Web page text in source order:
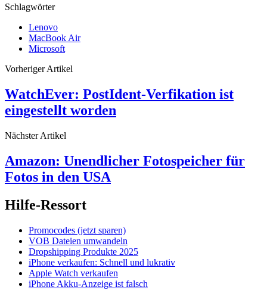
Schlagwörter
Lenovo
MacBook Air
Microsoft
Vorheriger Artikel
WatchEver: PostIdent-Verfikation ist
eingestellt worden
Nächster Artikel
Amazon: Unendlicher Fotospeicher für
Fotos in den USA
Hilfe-Ressort
Promocodes (jetzt sparen)
VOB Dateien umwandeln
Dropshipping Produkte 2025
iPhone verkaufen: Schnell und lukrativ
Apple Watch verkaufen
iPhone Akku-Anzeige ist falsch